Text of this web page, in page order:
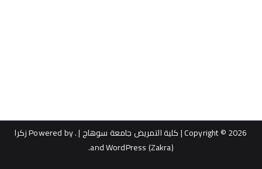
Copyright © 2026| كلية التمريض جامعة سوهاج |. Powered by
زكرا
(Zakra)
WordPress
.